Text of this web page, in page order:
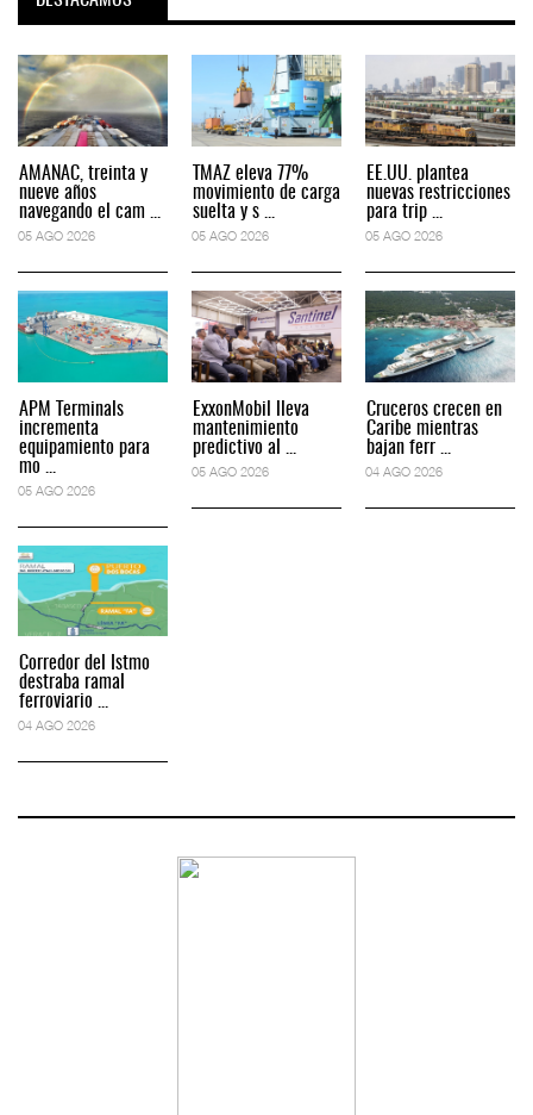
AMANAC, treinta y
nueve años
navegando el cam ...
05 AGO 2026
APM Terminals
incrementa
equipamiento para
mo ...
05 AGO 2026
Corredor del Istmo
destraba ramal
ferroviario ...
04 AGO 2026
TMAZ eleva 77%
movimiento de carga
suelta y s ...
05 AGO 2026
ExxonMobil lleva
mantenimiento
predictivo al ...
05 AGO 2026
EE.UU. plantea
nuevas restricciones
para trip ...
05 AGO 2026
Cruceros crecen en
Caribe mientras
bajan ferr ...
04 AGO 2026